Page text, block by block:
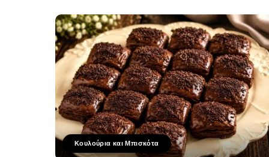
Κουλούρια και Μπισκότα